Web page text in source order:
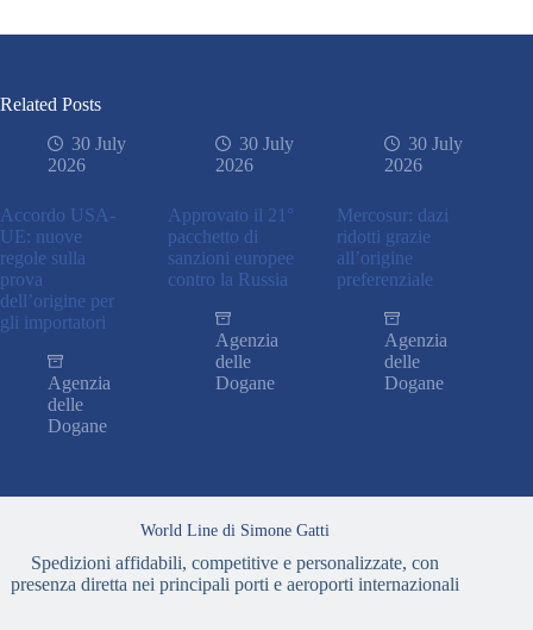
Related Posts
30 July
2026
Accordo USA-
UE: nuove
regole sulla
prova
dell’origine per
gli importatori
Agenzia
delle
Dogane
30 July
2026
Approvato il 21°
pacchetto di
sanzioni europee
contro la Russia
Agenzia
delle
Dogane
30 July
2026
Mercosur: dazi
ridotti grazie
all’origine
preferenziale
Agenzia
delle
Dogane
World Line di Simone Gatti
Spedizioni affidabili, competitive e personalizzate, con
presenza diretta nei principali porti e aeroporti internazionali